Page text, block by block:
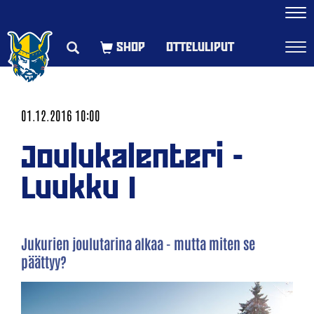
OTTELULIPUT
01.12.2016 10:00
Joulukalenteri -
Luukku 1
Jukurien joulutarina alkaa - mutta miten se
päättyy?